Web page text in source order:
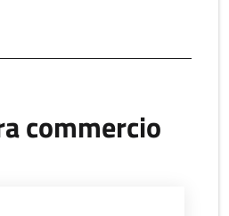
commercio